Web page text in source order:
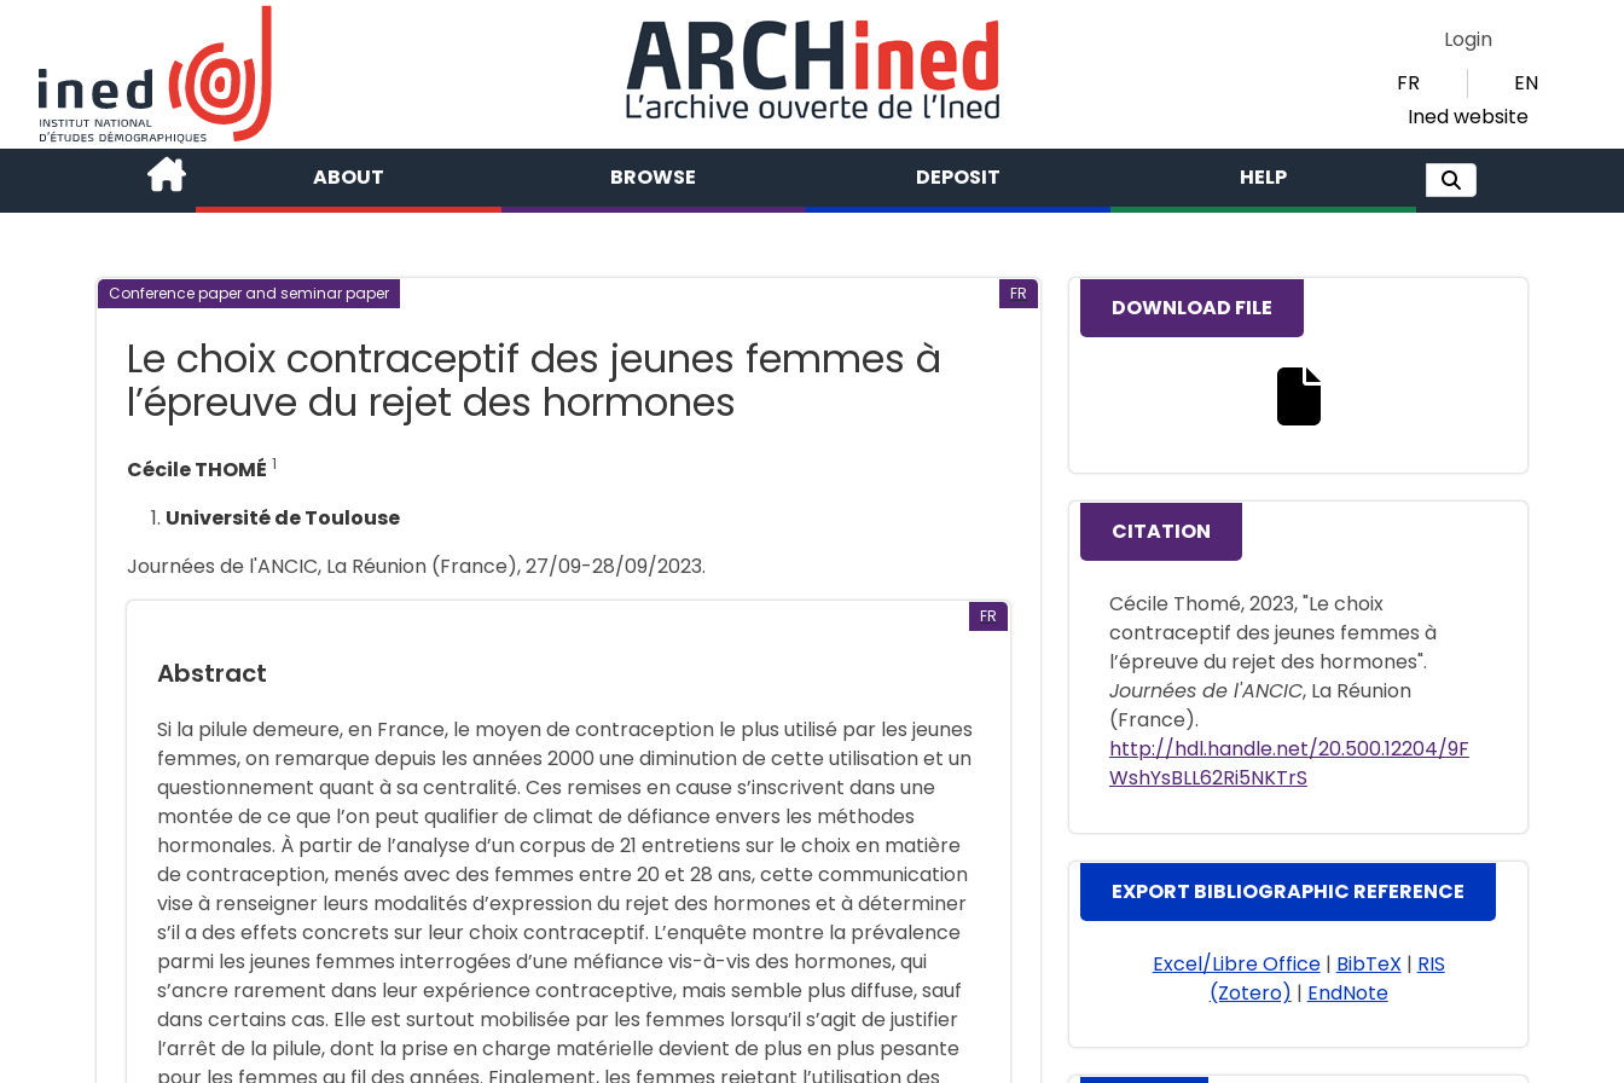
Login
FR
EN
Ined website
ABOUT BROWSE DEPOSIT HELP
Conference paper and seminar paper FR
Le choix contraceptif des jeunes femmes à
l’épreuve du rejet des hormones
Cécile THOMÉ 1
Université de Toulouse
Journées de l'ANCIC, La Réunion (France), 27/09-28/09/2023.
FR
Abstract
Si la pilule demeure, en France, le moyen de contraception le plus utilisé par les jeunes
femmes, on remarque depuis les années 2000 une diminution de cette utilisation et un
questionnement quant à sa centralité. Ces remises en cause s’inscrivent dans une
montée de ce que l’on peut qualifier de climat de défiance envers les méthodes
hormonales. À partir de l’analyse d’un corpus de 21 entretiens sur le choix en matière
de contraception, menés avec des femmes entre 20 et 28 ans, cette communication
vise à renseigner leurs modalités d’expression du rejet des hormones et à déterminer
s’il a des effets concrets sur leur choix contraceptif. L’enquête montre la prévalence
parmi les jeunes femmes interrogées d’une méfiance vis-à-vis des hormones, qui
s’ancre rarement dans leur expérience contraceptive, mais semble plus diffuse, sauf
dans certains cas. Elle est surtout mobilisée par les femmes lorsqu’il s’agit de justifier
l’arrêt de la pilule, dont la prise en charge matérielle devient de plus en plus pesante
DOWNLOAD FILE
CITATION
Cécile Thomé, 2023, "Le choix
contraceptif des jeunes femmes à
l’épreuve du rejet des hormones".
Journées de l'ANCIC, La Réunion
(France).
http://hdl.handle.net/20.500.12204/9F
WshYsBLL62Ri5NKTrS
EXPORT BIBLIOGRAPHIC REFERENCE
Excel/Libre Office| BibTeX | RIS
(Zotero) | EndNote